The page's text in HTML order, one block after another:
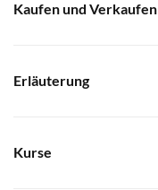
Kaufen und Verkaufen
Erläuterung
Kurse